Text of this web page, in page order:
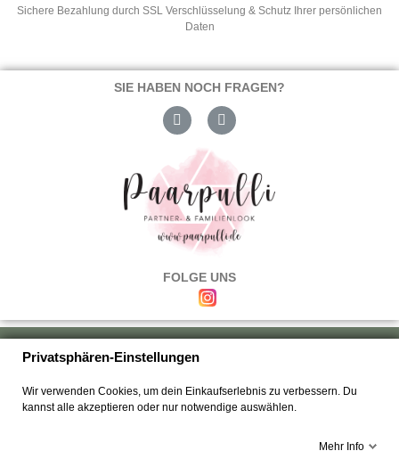
Sichere Bezahlung durch SSL Verschlüsselung & Schutz Ihrer persönlichen
Daten
SIE HABEN NOCH FRAGEN?
FOLGE UNS
Über uns|Versand & Zahlung|Umtausch & Rückgabe
Kontakt
Privatsphären-Einstellungen
Wir verwenden Cookies, um dein Einkaufserlebnis zu verbessern. Du
kannst alle akzeptieren oder nur notwendige auswählen.
Mehr Info